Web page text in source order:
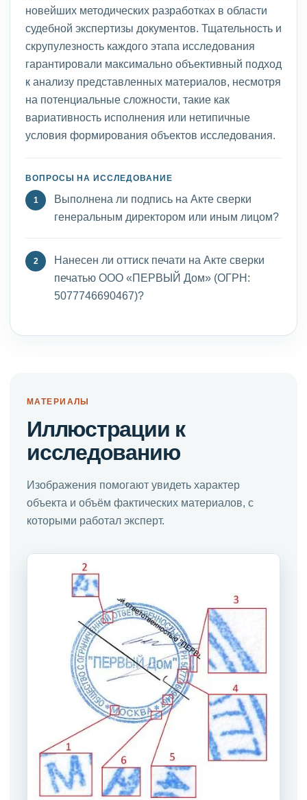
новейших методических разработках в области
судебной экспертизы документов. Тщательность и
скрупулезность каждого этапа исследования
гарантировали максимально объективный подход
к анализу представленных материалов, несмотря
на потенциальные сложности, такие как
вариативность исполнения или нетипичные
условия формирования объектов исследования.
ВОПРОСЫ НА ИССЛЕДОВАНИЕ
Выполнена ли подпись на Акте сверки
генеральным директором или иным лицом?
Нанесен ли оттиск печати на Акте сверки
печатью ООО «ПЕРВЫЙ Дом» (ОГРН:
5077746690467)?
МАТЕРИАЛЫ
Иллюстрации к
исследованию
Изображения помогают увидеть характер
объекта и объём фактических материалов, с
которыми работал эксперт.